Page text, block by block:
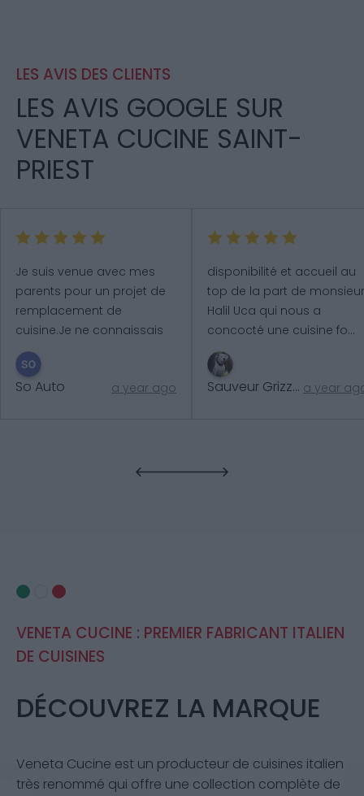
LES AVIS DES CLIENTS
LES AVIS GOOGLE SUR
VENETA CUCINE SAINT-
PRIEST
So Auto a year ago
Je suis venue avec mes
parents pour un projet de
remplacement de
cuisine.Je ne connaissais
pas du t
Sauveur Grizzanti a year
disponibilité et accueil au
top de la part de monsieur
Halil Uca qui nous a
concocté une cuisine fo...
plus
VENETA CUCINE : PREMIER FABRICANT ITALIEN
DE CUISINES
DÉCOUVREZ LA MARQUE
Veneta Cucine est un producteur de cuisines italien
très renommé qui offre une collection complète de